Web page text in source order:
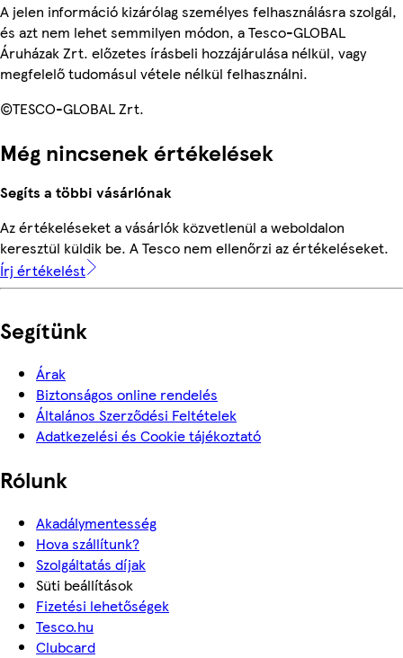
A jelen információ kizárólag személyes felhasználásra szolgál,
és azt nem lehet semmilyen módon, a Tesco-GLOBAL
Áruházak Zrt. előzetes írásbeli hozzájárulása nélkül, vagy
megfelelő tudomásul vétele nélkül felhasználni.
©TESCO-GLOBAL Zrt.
Még nincsenek értékelések
Segíts a többi vásárlónak
Az értékeléseket a vásárlók közvetlenül a weboldalon
keresztül küldik be. A Tesco nem ellenőrzi az értékeléseket.
Írj értékelést
Segítünk
Árak
Biztonságos online rendelés
Általános Szerződési Feltételek
Adatkezelési és Cookie tájékoztató
Rólunk
Akadálymentesség
Hova szállítunk?
Szolgáltatás díjak
Süti beállítások
Fizetési lehetőségek
Tesco.hu
Clubcard